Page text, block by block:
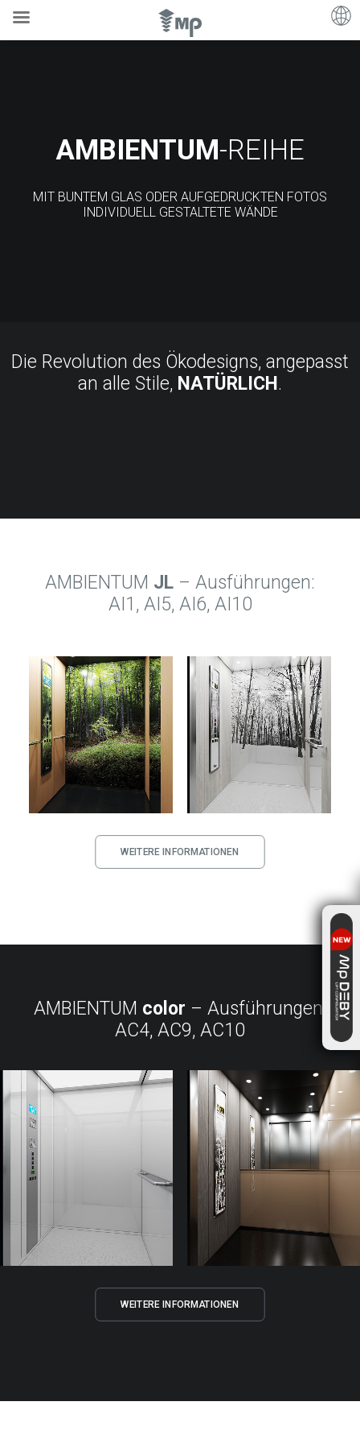
AMBIENTUM-REIHE
MIT BUNTEM GLAS ODER AUFGEDRUCKTEN FOTOS
INDIVIDUELL GESTALTETE WÄNDE
Die Revolution des Ökodesigns, angepasst
an alle Stile, NATÜRLICH .
AMBIENTUM JL – Ausführungen:
AI1, AI5, AI6, AI10
WEITERE INFORMATIONEN
AMBIENTUM color – Ausführungen:
AC4, AC9, AC10
WEITERE INFORMATIONEN